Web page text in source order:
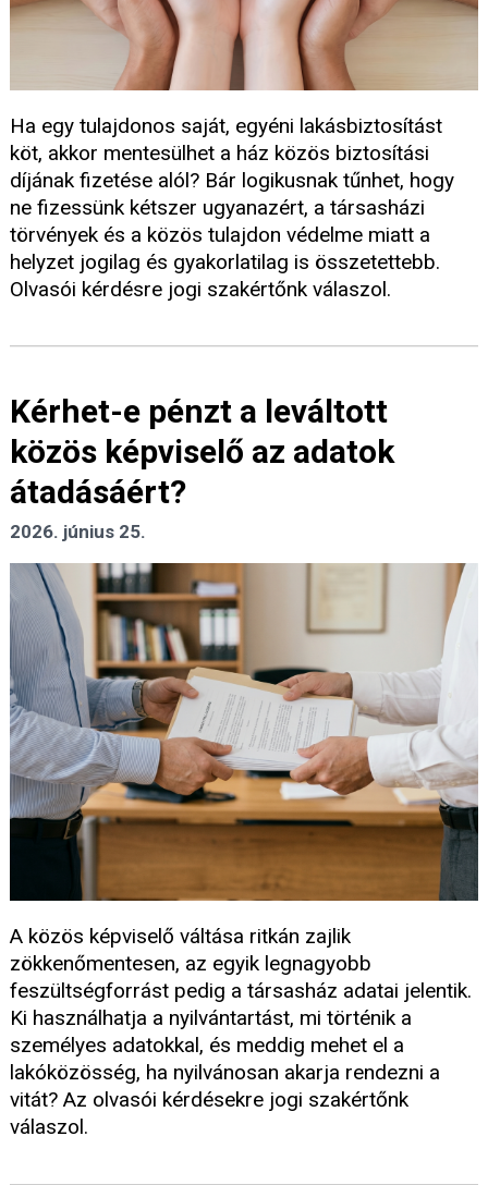
Ha egy tulajdonos saját, egyéni lakásbiztosítást
köt, akkor mentesülhet a ház közös biztosítási
díjának fizetése alól? Bár logikusnak tűnhet, hogy
ne fizessünk kétszer ugyanazért, a társasházi
törvények és a közös tulajdon védelme miatt a
helyzet jogilag és gyakorlatilag is összetettebb.
Olvasói kérdésre jogi szakértőnk válaszol.
Kérhet-e pénzt a leváltott
közös képviselő az adatok
átadásáért?
2026. június 25.
A közös képviselő váltása ritkán zajlik
zökkenőmentesen, az egyik legnagyobb
feszültségforrást pedig a társasház adatai jelentik.
Ki használhatja a nyilvántartást, mi történik a
személyes adatokkal, és meddig mehet el a
lakóközösség, ha nyilvánosan akarja rendezni a
vitát? Az olvasói kérdésekre jogi szakértőnk
válaszol.